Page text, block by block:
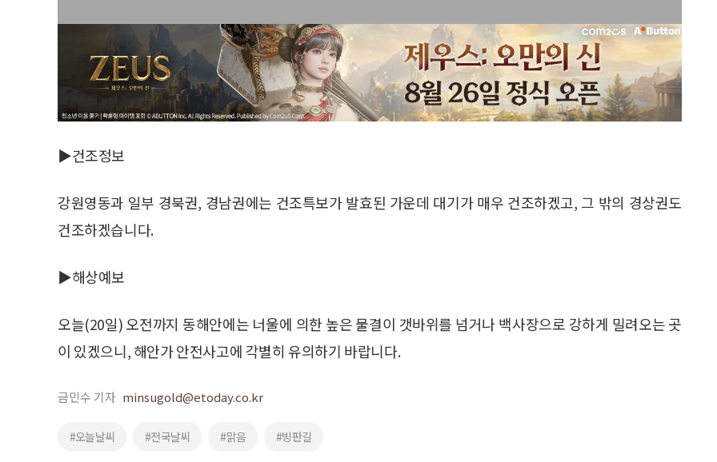
▶건조정보
강원영동과 일부 경북권, 경남권에는 건조특보가 발효된 가운데 대기가 매우 건조하겠고, 그 밖의 경상권도
건조하겠습니다.
▶해상예보
오늘(20일) 오전까지 동해안에는 너울에 의한 높은 물결이 갯바위를 넘거나 백사장으로 강하게 밀려오는 곳
이 있겠으니, 해안가 안전사고에 각별히 유의하기 바랍니다.
금민수 기자 minsugold@etoday.co.kr
#오늘날씨 #전국날씨 #맑음 #빙판길